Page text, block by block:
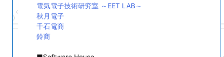
電気電子技術研究室 ～EET LAB～
秋月電子
千石電商
鈴商